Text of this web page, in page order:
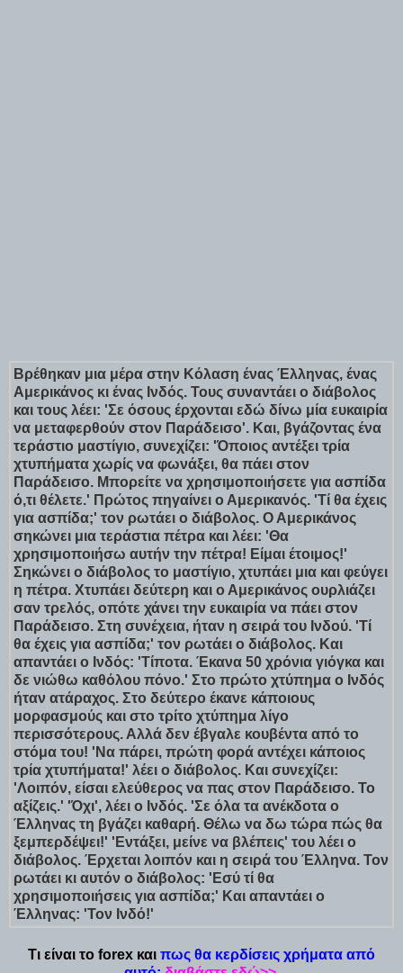
Βρέθηκαν μια μέρα στην Κόλαση ένας Έλληνας, ένας
Αμερικάνος κι ένας Ινδός. Τους συναντάει ο διάβολος
και τους λέει: 'Σε όσους έρχονται εδώ δίνω μία ευκαιρία
να μεταφερθούν στον Παράδεισο'. Και, βγάζοντας ένα
τεράστιο μαστίγιο, συνεχίζει: 'Όποιος αντέξει τρία
χτυπήματα χωρίς να φωνάξει, θα πάει στον
Παράδεισο. Μπορείτε να χρησιμοποιήσετε για ασπίδα
ό,τι θέλετε.' Πρώτος πηγαίνει ο Αμερικανός. 'Τί θα έχεις
για ασπίδα;' τον ρωτάει ο διάβολος. Ο Αμερικάνος
σηκώνει μια τεράστια πέτρα και λέει: 'Θα
χρησιμοποιήσω αυτήν την πέτρα! Είμαι έτοιμος!'
Σηκώνει ο διάβολος το μαστίγιο, χτυπάει μια και φεύγει
η πέτρα. Χτυπάει δεύτερη και ο Αμερικάνος ουρλιάζει
σαν τρελός, οπότε χάνει την ευκαιρία να πάει στον
Παράδεισο. Στη συνέχεια, ήταν η σειρά του Ινδού. 'Τί
θα έχεις για ασπίδα;' τον ρωτάει ο διάβολος. Και
απαντάει ο Ινδός: 'Τίποτα. Έκανα 50 χρόνια γιόγκα και
δε νιώθω καθόλου πόνο.' Στο πρώτο χτύπημα ο Ινδός
ήταν ατάραχος. Στο δεύτερο έκανε κάποιους
μορφασμούς και στο τρίτο χτύπημα λίγο
περισσότερους. Αλλά δεν έβγαλε κουβέντα από το
στόμα του! 'Να πάρει, πρώτη φορά αντέχει κάποιος
τρία χτυπήματα!' λέει ο διάβολος. Και συνεχίζει:
'Λοιπόν, είσαι ελεύθερος να πας στον Παράδεισο. Το
αξίζεις.' 'Όχι', λέει ο Ινδός. 'Σε όλα τα ανέκδοτα ο
Έλληνας τη βγάζει καθαρή. Θέλω να δω τώρα πώς θα
ξεμπερδέψει!' 'Εντάξει, μείνε να βλέπεις' του λέει ο
διάβολος. Έρχεται λοιπόν και η σειρά του Έλληνα. Τον
ρωτάει κι αυτόν ο διάβολος: 'Εσύ τί θα
χρησιμοποιήσεις για ασπίδα;' Και απαντάει ο
Έλληνας: 'Τον Ινδό!'
Τι είναι το forex και πως θα κερδίσεις χρήματα από